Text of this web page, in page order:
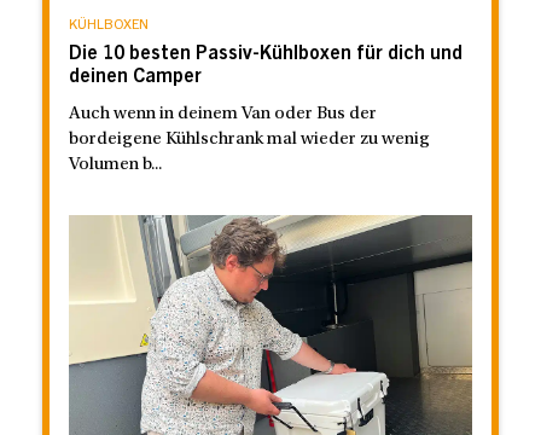
KÜHLBOXEN
Die 10 besten Passiv-Kühlboxen für dich und
deinen Camper
Auch wenn in deinem Van oder Bus der
bordeigene Kühlschrank mal wieder zu wenig
Volumen b...